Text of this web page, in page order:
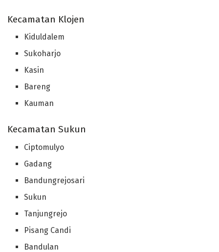
Kecamatan Klojen
Kiduldalem
Sukoharjo
Kasin
Bareng
Kauman
Kecamatan Sukun
Ciptomulyo
Gadang
Bandungrejosari
Sukun
Tanjungrejo
Pisang Candi
Bandulan